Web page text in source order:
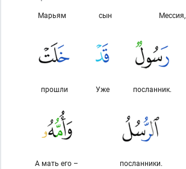
Мессия,
сын
Марьям
посланник.
Уже
прошли
посланники.
А мать его –